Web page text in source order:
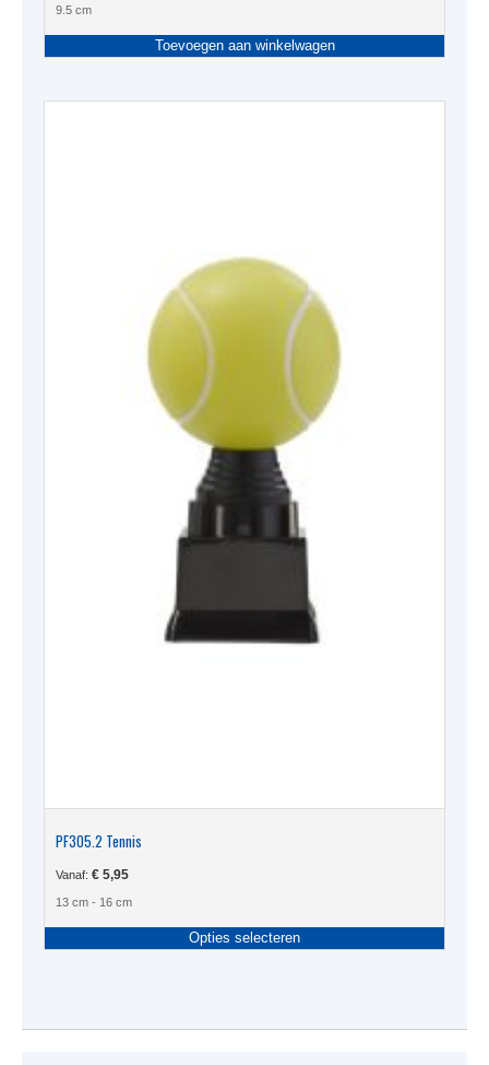
9.5 cm
Toevoegen aan winkelwagen
PF305.2 Tennis
Vanaf: € 5,95
13 cm - 16 cm
Opties selecteren
Deze